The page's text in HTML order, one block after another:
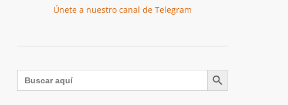
Únete a nuestro canal de Telegram
Buscar: Botón de búsqueda